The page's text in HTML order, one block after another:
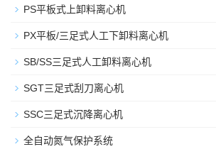
PS平板式上卸料离心机
PX平板/三足式人工下卸料离心机
SB/SS三足式人工卸料离心机
SGT三足式刮刀离心机
SSC三足式沉降离心机
全自动氮气保护系统